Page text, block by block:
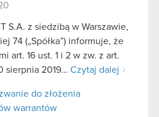
S.A. z siedzibą w Warszawie,
74 („Spółka”) informuje, że
art. 16 ust. 1 i 2 w zw. z art.
sierpnia 2019… Czytaj dalej
do złożenia
warrantów